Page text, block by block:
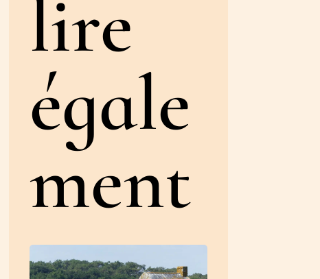
lire
égale
ment